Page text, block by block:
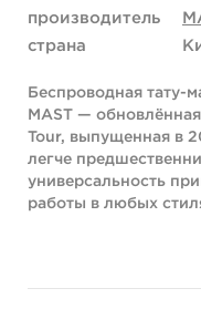
производитель
страна
Беспроводная тату-
MAST —
Tour, выпущенная в
легче
универсальность
работы в любых